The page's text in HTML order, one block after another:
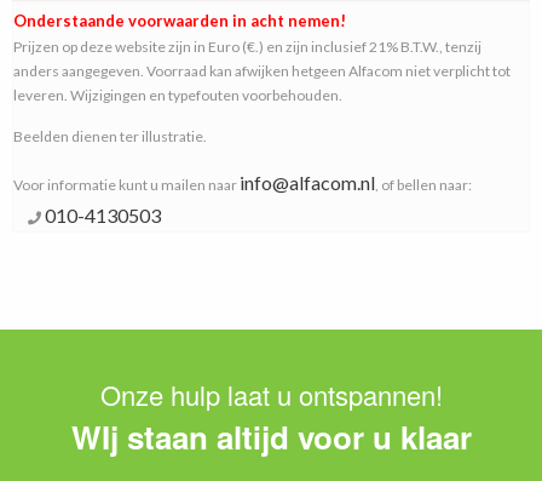
Onderstaande voorwaarden in acht nemen!
Prijzen op deze website zijn in Euro (€.) en zijn inclusief 21% B.T.W., tenzij
anders aangegeven. Voorraad kan afwijken hetgeen Alfacom niet verplicht tot
leveren. Wijzigingen en typefouten voorbehouden.
Beelden dienen ter illustratie.
Voor informatie kunt u mailen naar info@alfacom.nl, of bellen naar:
010-4130503
Onze hulp laat u ontspannen!
WIj staan altijd voor u klaar